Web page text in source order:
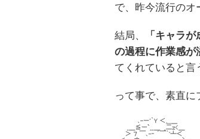
で、昨今流行のオ
結局、 「キャラが
の過程に作業感が
てくれていると言
って事で、素直に